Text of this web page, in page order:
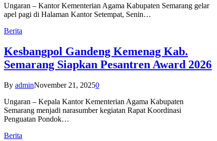
Ungaran – Kantor Kementerian Agama Kabupaten Semarang gelar
apel pagi di Halaman Kantor Setempat, Senin…
Berita
Kesbangpol Gandeng Kemenag Kab.
Semarang Siapkan Pesantren Award 2026
By adminNovember 21, 20250
Ungaran – Kepala Kantor Kementerian Agama Kabupaten
Semarang menjadi narasumber kegiatan Rapat Koordinasi
Penguatan Pondok…
Berita